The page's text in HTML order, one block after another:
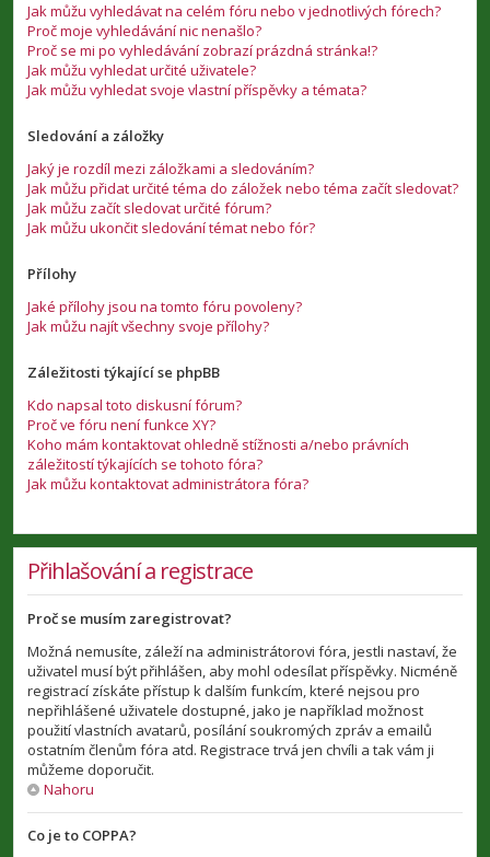
Jak můžu vyhledávat na celém fóru nebo v jednotlivých fórech?
Proč moje vyhledávání nic nenašlo?
Proč se mi po vyhledávání zobrazí prázdná stránka!?
Jak můžu vyhledat určité uživatele?
Jak můžu vyhledat svoje vlastní příspěvky a témata?
Sledování a záložky
Jaký je rozdíl mezi záložkami a sledováním?
Jak můžu přidat určité téma do záložek nebo téma začít sledovat?
Jak můžu začít sledovat určité fórum?
Jak můžu ukončit sledování témat nebo fór?
Přílohy
Jaké přílohy jsou na tomto fóru povoleny?
Jak můžu najít všechny svoje přílohy?
Záležitosti týkající se phpBB
Kdo napsal toto diskusní fórum?
Proč ve fóru není funkce XY?
Koho mám kontaktovat ohledně stížnosti a/nebo právních
záležitostí týkajících se tohoto fóra?
Jak můžu kontaktovat administrátora fóra?
Přihlašování a registrace
Proč se musím zaregistrovat?
Možná nemusíte, záleží na administrátorovi fóra, jestli nastaví, že
uživatel musí být přihlášen, aby mohl odesílat příspěvky. Nicméně
registrací získáte přístup k dalším funkcím, které nejsou pro
nepřihlášené uživatele dostupné, jako je například možnost
použití vlastních avatarů, posílání soukromých zpráv a emailů
ostatním členům fóra atd. Registrace trvá jen chvíli a tak vám ji
můžeme doporučit.
Nahoru
Co je to COPPA?